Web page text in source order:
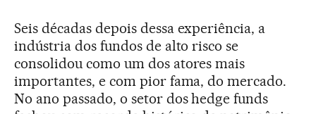
Seis décadas depois dessa experiência, a
indústria dos fundos de alto risco se
consolidou como um dos atores mais
importantes, e com pior fama, do mercado.
No ano passado, o setor dos hedge funds